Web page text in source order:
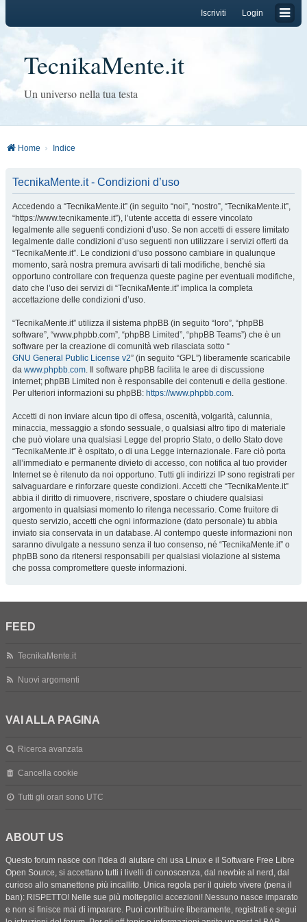
Login
Iscriviti
TecnikaMente.it
Un universo nella tua testa
Home Indice
TecnikaMente.it - Condizioni d’uso
Accedendo a “TecnikaMente.it” (in seguito “noi”, “nostro”, “TecnikaMente.it”,
“https://www.tecnikamente.it”), l’utente accetta di essere vincolato
legalmente alle seguenti condizioni d’uso. Se non accetti di essere limitato
legalmente dalle condizioni d’uso seguenti non utilizzare i servizi offerti da
“TecnikaMente.it”. Le condizioni d’uso possono cambiare in qualunque
momento, sarà nostra premura avvisarti di tali modifiche, benché sia
opportuno controllare con frequenza queste pagine per eventuali modifiche,
dato che l’uso dei servizi di “TecnikaMente.it” implica la completa
accettazione delle condizioni d’uso.
“TecnikaMente.it” utilizza il sistema phpBB (in seguito “loro”, “phpBB
software”, “www.phpbb.com”, “phpBB Limited”, “phpBB Teams”) che è un
software per la creazione di comunità web rilasciata sotto “
GNU General Public License v2” (in seguito “GPL”) liberamente scaricabile
da www.phpbb.com. Il software phpBB facilita le aree di discussione
internet; phpBB Limited non è responsabile dei contenuti e della gestione.
Per ulteriori informazioni su phpBB: https://www.phpbb.com.
Accetti di non inviare alcun tipo di offesa, oscenità, volgarità, calunnia,
minaccia, messaggio a sfondo sessuale, o qualsiasi altro tipo di materiale
che può violare una qualsiasi Legge del proprio Stato, o dello Stato dove
“TecnikaMente.it” è ospitato, o di una Legge internazionale. Fare ciò porta
all’immediato e permanente divieto di accesso, con notifica al tuo provider
Internet se è ritenuto da noi opportuno. Tutti gli indirizzi IP sono registrati per
salvaguardare e rinforzare queste condizioni. Accetti che “TecnikaMente.it”
abbia il diritto di rimuovere, riscrivere, spostare o chiudere qualsiasi
argomento in qualsiasi momento lo ritenga necessario. Come fruitore di
questo servizio, accetti che ogni informazione (dato personale) tu abbia
inviato sia conservata in un database. Al contempo queste informazioni non
saranno divulgate a nessuno senza il tuo consenso, né “TecnikaMente.it” o
phpBB sono da ritenersi responsabili per qualsiasi violazione al sistema
che possa compromettere queste informazioni.
FEED
TecnikaMente.it
Nuovi argomenti
VAI ALLA PAGINA
Ricerca avanzata
Cancella cookie
Tutti gli orari sono UTC
ABOUT US
Questo forum nasce con l'idea di aiutare chi usa Linux e il Software Free Libre
Open Source, si accettano tutti i livelli di conoscenza, dal newbie al nerd, dal
curioso allo smanettone più incallito. Unica regola per il quieto vivere (pena il
ban): RISPETTO! Nelle sue più moltepplici accezioni! Nessuno nasce imparato
e non si finisce mai di imparare. Puoi contribuire liberamente, registrati e segui